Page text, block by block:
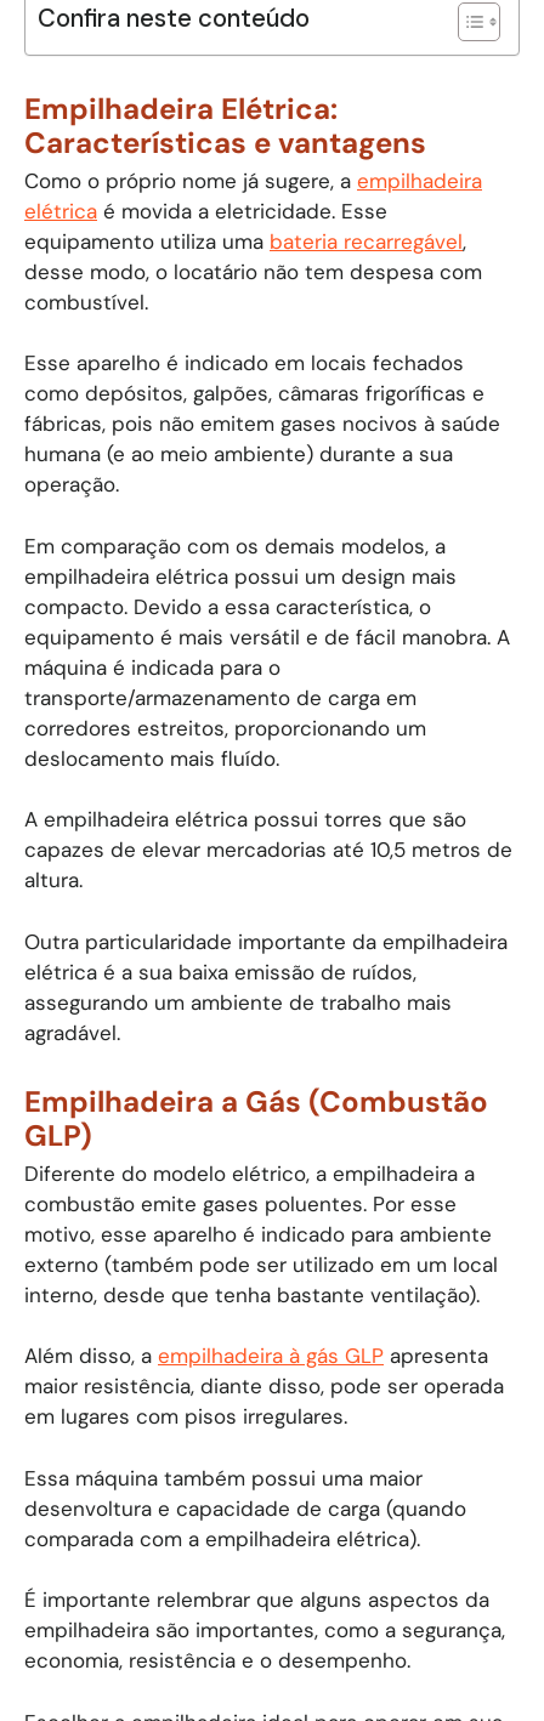
Confira neste conteúdo
Empilhadeira Elétrica:
Características e vantagens
Como o próprio nome já sugere, a empilhadeira
elétrica é movida a eletricidade. Esse
equipamento utiliza uma bateria recarregável,
desse modo, o locatário não tem despesa com
combustível.
Esse aparelho é indicado em locais fechados
como depósitos, galpões, câmaras frigoríficas e
fábricas, pois não emitem gases nocivos à saúde
humana (e ao meio ambiente) durante a sua
operação.
Em comparação com os demais modelos, a
empilhadeira elétrica possui um design mais
compacto. Devido a essa característica, o
equipamento é mais versátil e de fácil manobra. A
máquina é indicada para o
transporte/armazenamento de carga em
corredores estreitos, proporcionando um
deslocamento mais fluído.
A empilhadeira elétrica possui torres que são
capazes de elevar mercadorias até 10,5 metros de
altura.
Outra particularidade importante da empilhadeira
elétrica é a sua baixa emissão de ruídos,
assegurando um ambiente de trabalho mais
agradável.
Empilhadeira a Gás (Combustão
GLP)
Diferente do modelo elétrico, a empilhadeira a
combustão emite gases poluentes. Por esse
motivo, esse aparelho é indicado para ambiente
externo (também pode ser utilizado em um local
interno, desde que tenha bastante ventilação).
Além disso, a empilhadeira à gás GLP apresenta
maior resistência, diante disso, pode ser operada
em lugares com pisos irregulares.
Essa máquina também possui uma maior
desenvoltura e capacidade de carga (quando
comparada com a empilhadeira elétrica).
É importante relembrar que alguns aspectos da
empilhadeira são importantes, como a segurança,
economia, resistência e o desempenho.